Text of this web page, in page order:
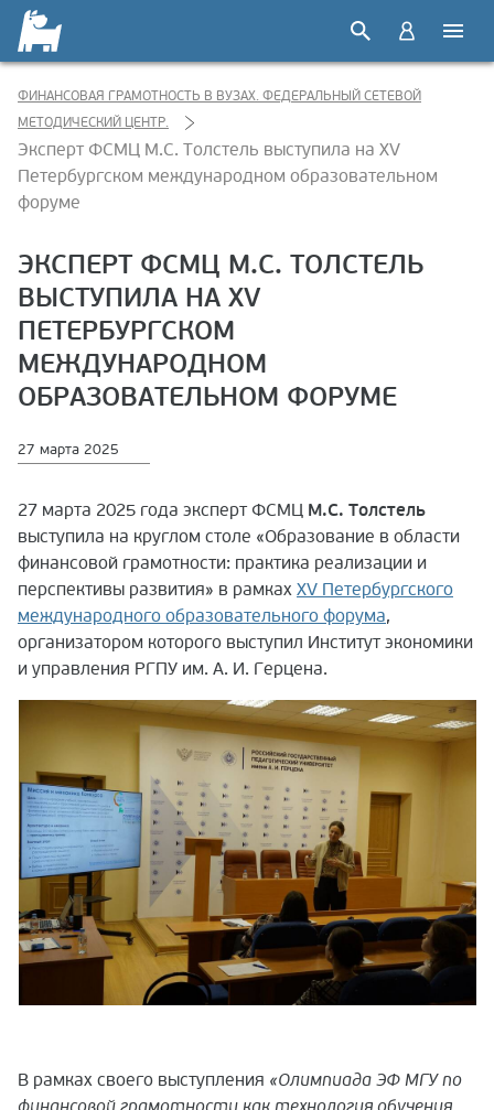
ФИНАНСОВАЯ ГРАМОТНОСТЬ В ВУЗАХ. ФЕДЕРАЛЬНЫЙ СЕТЕВОЙ
МЕТОДИЧЕСКИЙ ЦЕНТР.
Эксперт ФСМЦ М.С. Толстель выступила на XV
Петербургском международном образовательном
форуме
ЭКСПЕРТ ФСМЦ М.С. ТОЛСТЕЛЬ
ВЫСТУПИЛА НА XV
ПЕТЕРБУРГСКОМ
МЕЖДУНАРОДНОМ
ОБРАЗОВАТЕЛЬНОМ ФОРУМЕ
27 марта 2025
27 марта 2025 года эксперт ФСМЦ М.С. Толстель
выступила на круглом столе «Образование в области
финансовой грамотности: практика реализации и
перспективы развития» в рамках XV Петербургского
международного образовательного форума,
организатором которого выступил Институт экономики
и управления РГПУ им. А. И. Герцена.
В рамках своего выступления «Олимпиада ЭФ МГУ по